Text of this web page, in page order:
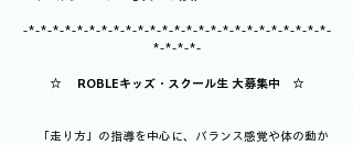
-*-*-*-*-*-*-*-*-*-*-*-*-*-*-*-*-*-*-*-*-*-*-*-*-*-
*-*-*-*-
☆ ROBLEキッズ・スクール生 大募集中 ☆
「走り方」の指導を中心に、バランス感覚や体の動か